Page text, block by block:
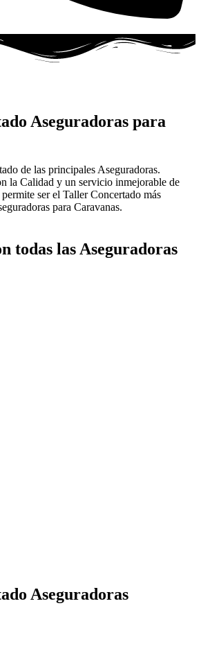
Aseguradoras para
de las principales Aseguradoras.
la Calidad y un servicio inmejorable de
ser el Taller Concertado más
para Caravanas.
todas las Aseguradoras
Aseguradoras